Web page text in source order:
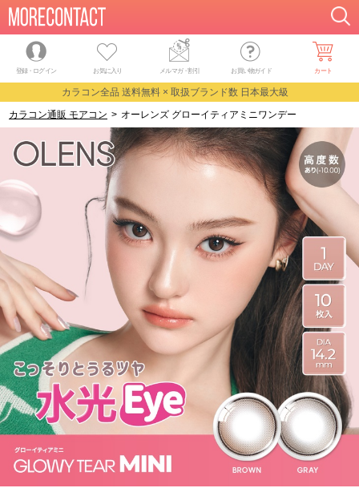
登録・ログイン お気に入り メルマガ・割引 お買い物ガイド カート
カラコン全品 送料無料 × 取扱ブランド数 日本最大級
カラコン通販 モアコン > オーレンズ グローイティアミニワンデー